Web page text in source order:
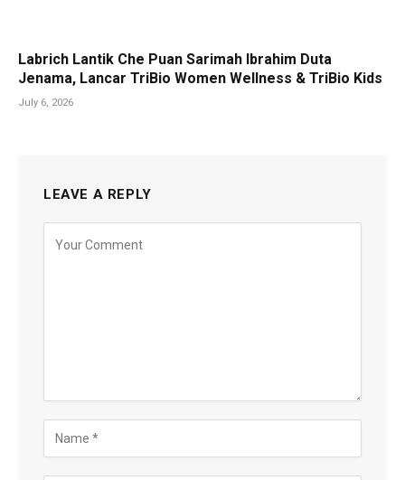
Labrich Lantik Che Puan Sarimah Ibrahim Duta
Jenama, Lancar TriBio Women Wellness & TriBio Kids
July 6, 2026
LEAVE A REPLY